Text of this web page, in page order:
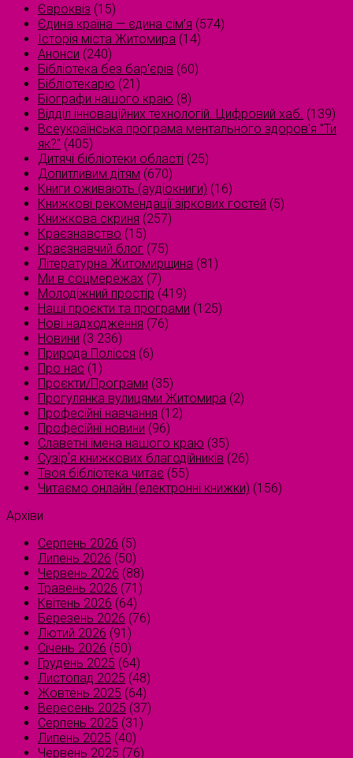
Євроквіз (15)
Єдина країна — єдина сім’я (574)
Історія міста Житомира (14)
Анонси (240)
Бібліотека без бар'єрів (60)
Бібліотекарю (21)
Біографи нашого краю (8)
Відділ інноваційних технологій. Цифровий хаб. (139)
Всеукраїнська програма ментального здоров'я "Ти
як?" (405)
Дитячі бібліотеки області (25)
Допитливим дітям (670)
Книги оживають (аудіокниги) (16)
Книжкові рекомендації зіркових гостей (5)
Книжкова скриня (257)
Краєзнавство (15)
Краєзнавчий блог (75)
Літературна Житомирщина (81)
Ми в соцмережах (7)
Молодіжний простір (419)
Наші проєкти та програми (125)
Нові надходження (76)
Новини (3 236)
Природа Полісся (6)
Про нас (1)
Проєкти/Програми (35)
Прогулянка вулицями Житомира (2)
Професійні навчання (12)
Професійні новини (96)
Славетні імена нашого краю (35)
Сузірʼя книжкових благодійників (26)
Твоя бібліотека читає (55)
Читаємо онлайн (електронні книжки) (156)
Архіви
Серпень 2026 (5)
Липень 2026 (50)
Червень 2026 (88)
Травень 2026 (71)
Квітень 2026 (64)
Березень 2026 (76)
Лютий 2026 (91)
Січень 2026 (50)
Грудень 2025 (64)
Листопад 2025 (48)
Жовтень 2025 (64)
Вересень 2025 (37)
Серпень 2025 (31)
Липень 2025 (40)
Червень 2025 (76)